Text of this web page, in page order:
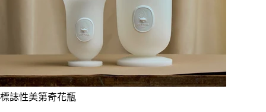
標誌性美第奇花瓶